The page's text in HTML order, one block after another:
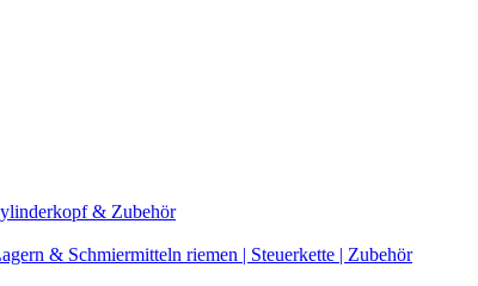
& Zubehör
& Schmiermitteln riemen | Steuerkette | Zubehör